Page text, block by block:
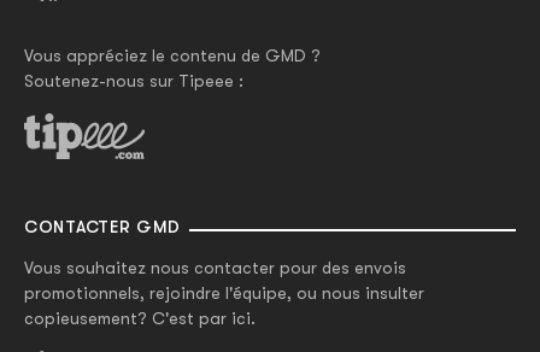
Vous appréciez le contenu de GMD ?
Soutenez-nous sur Tipeee :
CONTACTER GMD
Vous souhaitez nous contacter pour des envois
promotionnels, rejoindre l'équipe, ou nous insulter
copieusement? C'est par ici.